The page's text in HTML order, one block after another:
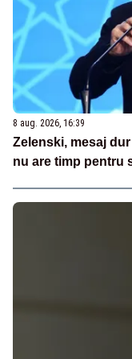
8 aug. 2026, 16:39
Zelenski, mesaj
nu are timp pentru